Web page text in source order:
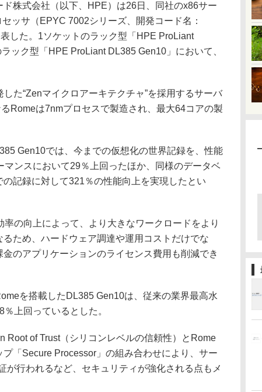
株式会社（以下、HPE）は26日、同社のx86サー
ッサ（EPYC 7002シリーズ、開発コード名：
した。1ソケットのラック型「HPE ProLiant
ック型「HPE ProLiant DL385 Gen10」において、
た“Zenマイクロアーキテクチャ”を採用するサーバ
Romeは7nmプロセスで製造され、最大64コアの製
Gen10では、今までの仮想化の世界記録を、性能
マンスにおいて29％上回ったほか、同様のデータベ
記録に対して321％の性能向上を実現したとい
の向上によって、より大きなワークロードをより
ため、ハードウェア調達や運用コストだけでな
のアプリケーションのライセンス費用も削減でき
を搭載したDL385 Gen10は、従来の業界最高水
上回っているとした。
of Trust（シリコンレベルの信頼性）とRome
「Secure Processor」の組み合わせにより、サー
が行われるなど、セキュリティが強化される点もメ